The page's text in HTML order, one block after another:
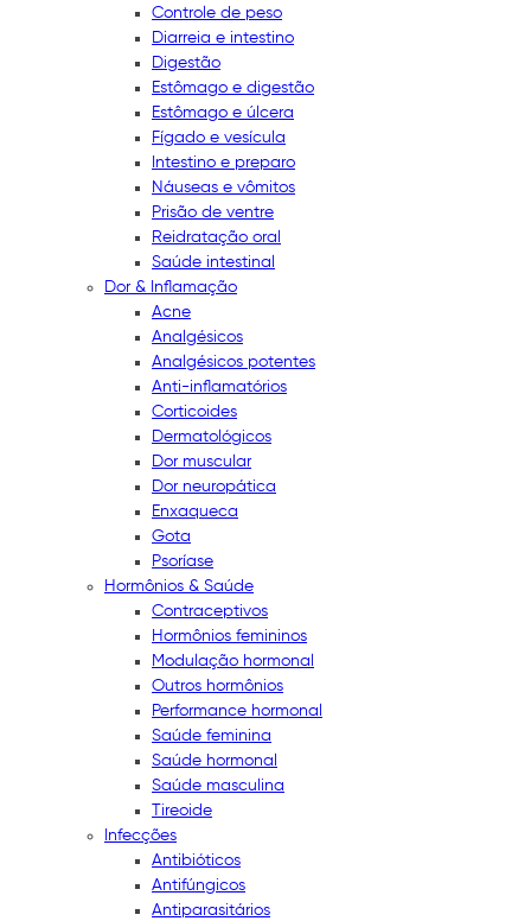
Controle de peso
Diarreia e intestino
Digestão
Estômago e digestão
Estômago e úlcera
Fígado e vesícula
Intestino e preparo
Náuseas e vômitos
Prisão de ventre
Reidratação oral
Saúde intestinal
Dor & Inflamação
Acne
Analgésicos
Analgésicos potentes
Anti-inflamatórios
Corticoides
Dermatológicos
Dor muscular
Dor neuropática
Enxaqueca
Gota
Psoríase
Hormônios & Saúde
Contraceptivos
Hormônios femininos
Modulação hormonal
Outros hormônios
Performance hormonal
Saúde feminina
Saúde hormonal
Saúde masculina
Tireoide
Infecções
Antibióticos
Antifúngicos
Antiparasitários